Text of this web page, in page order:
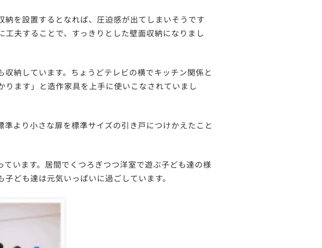
を設置するとなれば、圧迫感が出てしまいそうです
夫することで、すっきりとした壁面収納になりまし
納しています。ちょうどテレビの横でキッチン関係と
ます」と造作家具を上手に使いこなされていまし
より小さな扉を標準サイズの引き戸につけかえたこと
います。居間でくつろぎつつ洋室で遊ぶ子ども達の様
ども達は元気いっぱいに過ごしています。